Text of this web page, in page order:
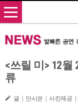
<쓰릴 미> 12
류
글 | 안시은 | 사진제공 |